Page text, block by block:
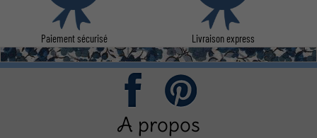
Paiement sécurisé Livraison express
A propos